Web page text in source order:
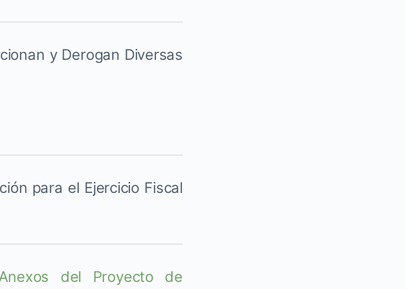
y Derogan Diversas
para el Ejercicio Fiscal
del Proyecto de